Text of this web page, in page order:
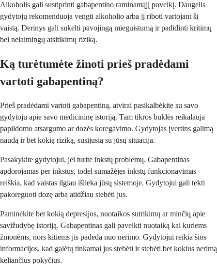
Alkoholis gali sustiprinti gabapentino raminamąjį poveikį. Daugelis
gydytojų rekomenduoja vengti alkoholio arba jį riboti vartojant šį
vaistą. Derinys gali sukelti pavojingą mieguistumą ir padidinti kritimų
bei nelaimingų atsitikimų riziką.
Ką turėtumėte žinoti prieš pradėdami
vartoti gabapentiną?
Prieš pradėdami vartoti gabapentiną, atvirai pasikalbėkite su savo
gydytoju apie savo medicininę istoriją. Tam tikros būklės reikalauja
papildomo atsargumo ar dozės koregavimo. Gydytojas įvertins galimą
naudą ir bet kokią riziką, susijusią su jūsų situacija.
Pasakykite gydytojui, jei turite inkstų problemų. Gabapentinas
apdorojamas per inkstus, todėl sumažėjęs inkstų funkcionavimas
reiškia, kad vaistas ilgiau išlieka jūsų sistemoje. Gydytojui gali tekti
pakoreguoti dozę arba atidžiau stebėti jus.
Paminėkite bet kokią depresijos, nuotaikos sutrikimų ar minčių apie
savižudybę istoriją. Gabapentinas gali paveikti nuotaiką kai kuriems
žmonėms, nors kitiems jis padeda nuo nerimo. Gydytojui reikia šios
informacijos, kad galėtų tinkamai jus stebėti ir stebėti bet kokius nerimą
keliančius pokyčius.